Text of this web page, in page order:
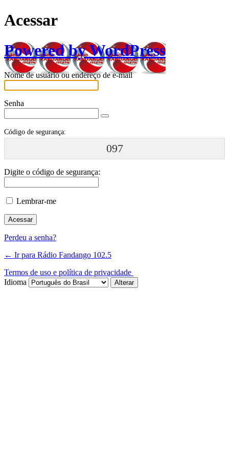
Acessar
Powered by WordPress
Nome de usuário ou endereço de e-mail
Senha
Código de segurança:
097
Digite o código de segurança:
Lembrar-me
Perdeu a senha?
← Ir para Rádio Fandango 102.5
Termos de uso e política de privacidade
Idioma